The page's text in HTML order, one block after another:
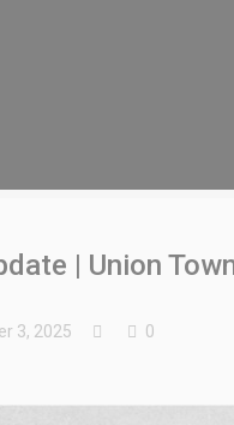
| Union
3, 2025 0